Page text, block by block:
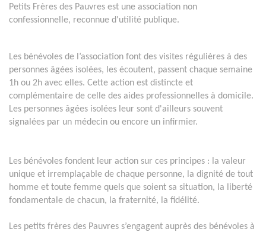
Petits Frères des Pauvres est une association non
confessionnelle, reconnue d'utilité publique.
Les bénévoles de l’association font des visites régulières à des
personnes âgées isolées, les écoutent, passent chaque semaine
1h ou 2h avec elles. Cette action est distincte et
complémentaire de celle des aides professionnelles à domicile.
Les personnes âgées isolées leur sont d'ailleurs souvent
signalées par un médecin ou encore un infirmier.
Les bénévoles fondent leur action sur ces principes : la valeur
unique et irremplaçable de chaque personne, la dignité de tout
homme et toute femme quels que soient sa situation, la liberté
fondamentale de chacun, la fraternité, la fidélité.
Les petits frères des Pauvres s’engagent auprès des bénévoles à